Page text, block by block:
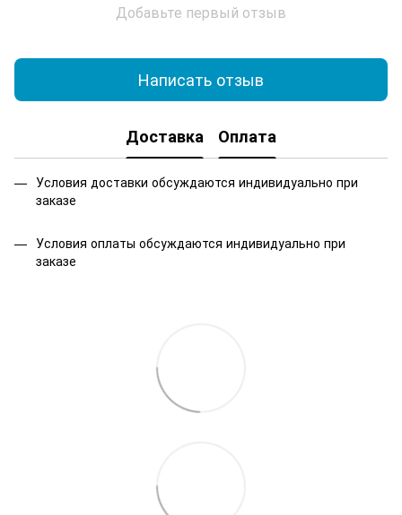
Добавьте первый отзыв
Написать отзыв
Доставка Оплата
Условия доставки обсуждаются индивидуально при
заказе
Условия оплаты обсуждаются индивидуально при
заказе